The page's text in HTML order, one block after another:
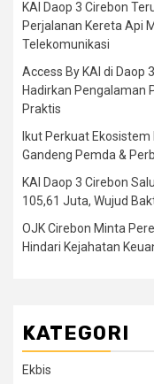
KAI Daop 3 Cirebon
Perjalanan Kereta Api
Telekomunikasi
Access By KAI di Daop
Hadirkan Pengalaman
Praktis
Ikut Perkuat
Gandeng Pemda &
KAI Daop 3 Cirebon
105,61 Juta, Wujud
OJK Cirebon Minta
Hindari Kejahatan
KATEGORI
Ekbis